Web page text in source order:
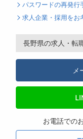
パスワードの再発行
求人企業・採用をお
長野県の求人・転
メ
お電話での